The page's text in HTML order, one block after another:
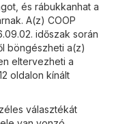
és rábukkanhat a
A(z) COOP
időszak során
böngészheti a(z)
eltervezheti a
oldalon kínált
választékát